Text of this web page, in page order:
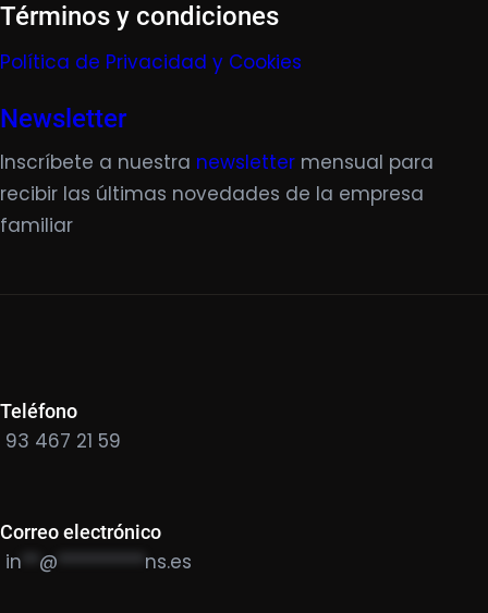
Términos y condiciones
Política de Privacidad y Cookies
Newsletter
Inscríbete a nuestra newsletter mensual para
recibir las últimas novedades de la empresa
familiar
Teléfono
93 467 21 59
Correo electrónico
in @ ********** ns.es